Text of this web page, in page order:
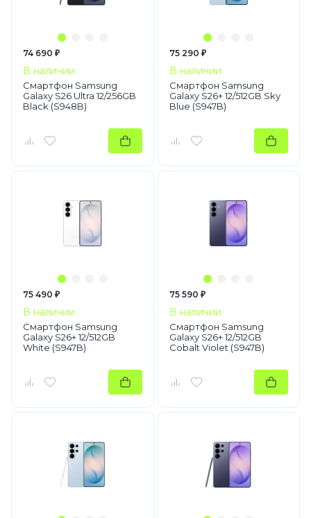
74 690 ₽
В наличии
Смартфон Samsung
Galaxy S26 Ultra 12/256GB
Black (S948B)
75 290 ₽
В наличии
Смартфон Samsung
Galaxy S26+ 12/512GB Sky
Blue (S947B)
75 490 ₽
В наличии
Смартфон Samsung
Galaxy S26+ 12/512GB
White (S947B)
75 590 ₽
В наличии
Смартфон Samsung
Galaxy S26+ 12/512GB
Cobalt Violet (S947B)